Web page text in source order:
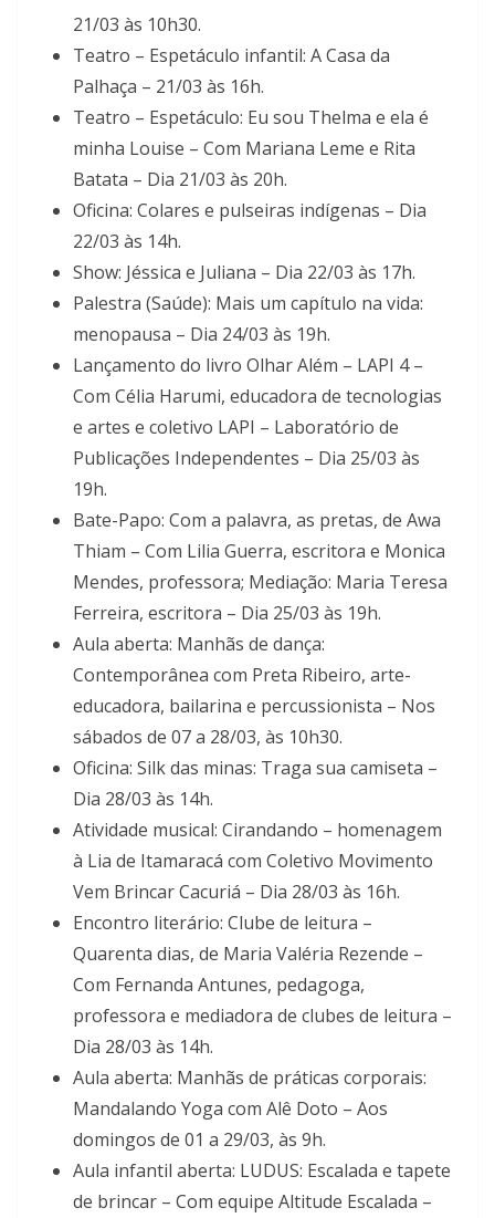
21/03 às 10h30.
Teatro – Espetáculo infantil: A Casa da
Palhaça – 21/03 às 16h.
Teatro – Espetáculo: Eu sou Thelma e ela é
minha Louise – Com Mariana Leme e Rita
Batata – Dia 21/03 às 20h.
Oficina: Colares e pulseiras indígenas – Dia
22/03 às 14h.
Show: Jéssica e Juliana – Dia 22/03 às 17h.
Palestra (Saúde): Mais um capítulo na vida:
menopausa – Dia 24/03 às 19h.
Lançamento do livro Olhar Além – LAPI 4 –
Com Célia Harumi, educadora de tecnologias
e artes e coletivo LAPI – Laboratório de
Publicações Independentes – Dia 25/03 às
19h.
Bate-Papo: Com a palavra, as pretas, de Awa
Thiam – Com Lilia Guerra, escritora e Monica
Mendes, professora; Mediação: Maria Teresa
Ferreira, escritora – Dia 25/03 às 19h.
Aula aberta: Manhãs de dança:
Contemporânea com Preta Ribeiro, arte-
educadora, bailarina e percussionista – Nos
sábados de 07 a 28/03, às 10h30.
Oficina: Silk das minas: Traga sua camiseta –
Dia 28/03 às 14h.
Atividade musical: Cirandando – homenagem
à Lia de Itamaracá com Coletivo Movimento
Vem Brincar Cacuriá – Dia 28/03 às 16h.
Encontro literário: Clube de leitura –
Quarenta dias, de Maria Valéria Rezende –
Com Fernanda Antunes, pedagoga,
professora e mediadora de clubes de leitura –
Dia 28/03 às 14h.
Aula aberta: Manhãs de práticas corporais:
Mandalando Yoga com Alê Doto – Aos
domingos de 01 a 29/03, às 9h.
Aula infantil aberta: LUDUS: Escalada e tapete
de brincar – Com equipe Altitude Escalada –